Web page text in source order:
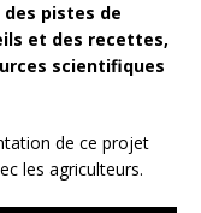
pistes de
et des recettes,
scientifiques
de ce projet
les agriculteurs.